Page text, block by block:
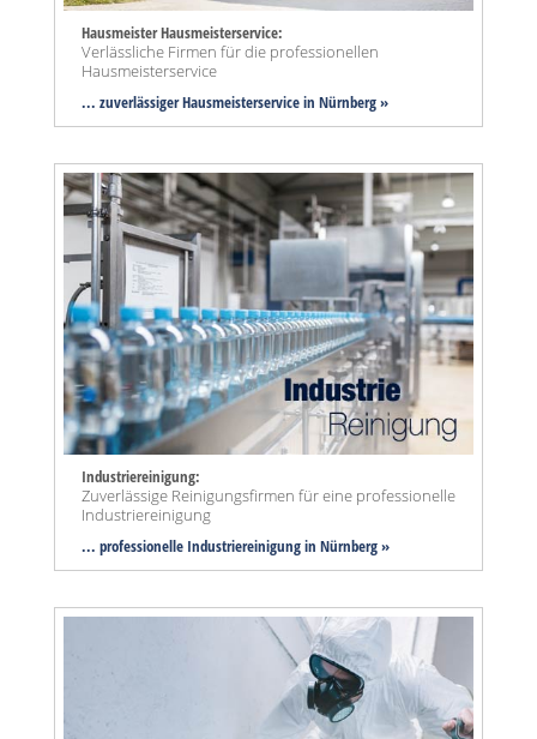
Hausmeister Hausmeisterservice:
Verlässliche Firmen für die professionellen
Hausmeisterservice
... zuverlässiger Hausmeisterservice in Nürnberg »
Industriereinigung:
Zuverlässige Reinigungsfirmen für eine professionelle
Industriereinigung
... professionelle Industriereinigung in Nürnberg »